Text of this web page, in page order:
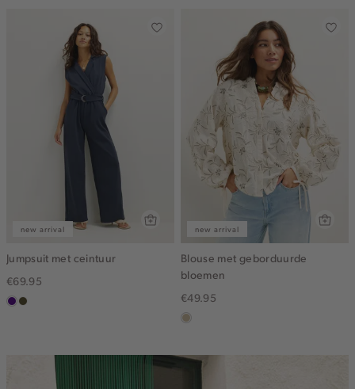
new arrival
Jumpsuit met ceintuur
€69.95
indigogroen,
new arrival
Blouse met geborduurde
bloemen
€49.95
lichtzand